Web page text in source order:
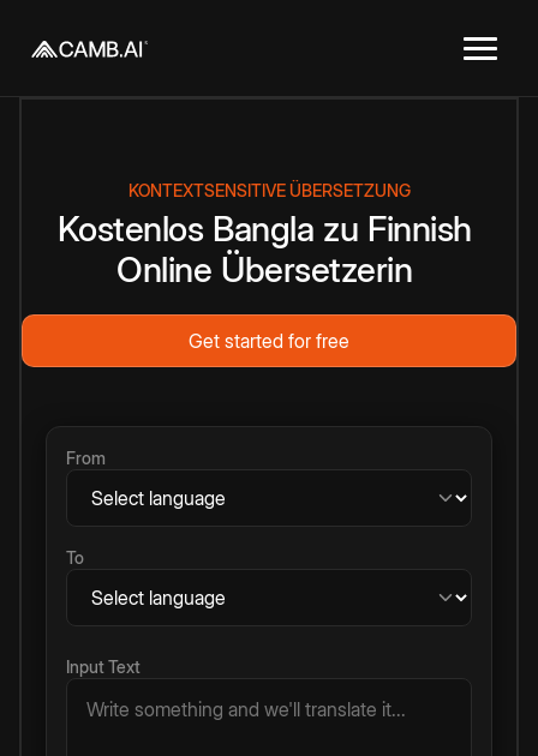
KONTEXTSENSITIVE ÜBERSETZUNG
Kostenlos Bangla zu Finnish
Online Übersetzerin
Get started for free
From
To
Input Text